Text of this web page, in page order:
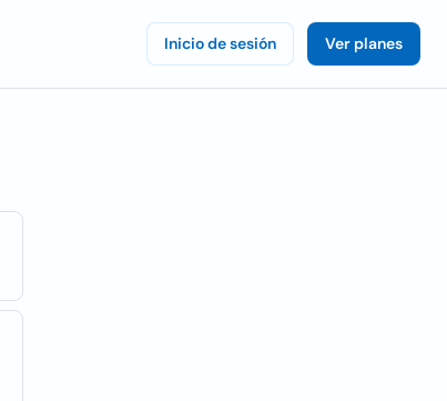
Inicio de sesión Ver planes